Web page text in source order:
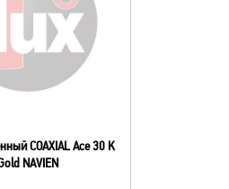
COAXIAL Ace 30 K
NAVIEN